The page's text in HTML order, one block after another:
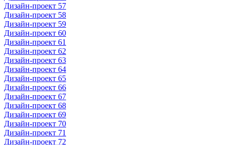
Дизайн-проект 57
Дизайн-проект 58
Дизайн-проект 59
Дизайн-проект 60
Дизайн-проект 61
Дизайн-проект 62
Дизайн-проект 63
Дизайн-проект 64
Дизайн-проект 65
Дизайн-проект 66
Дизайн-проект 67
Дизайн-проект 68
Дизайн-проект 69
Дизайн-проект 70
Дизайн-проект 71
Дизайн-проект 72